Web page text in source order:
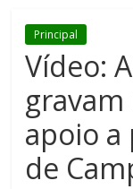
Principal
Vídeo:
apoio a
de